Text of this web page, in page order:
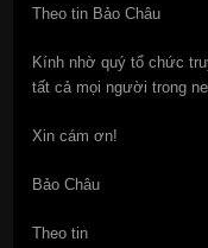
Theo tin Bảo Châu
Kính nhờ quý tổ chức
tất cả mọi người trong
Xin cám ơn!
Bảo Châu
Theo tin